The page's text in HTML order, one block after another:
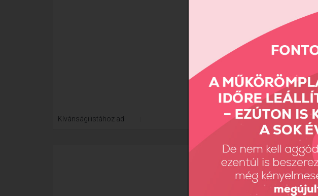
Xtreme reszelő 150/150 (kék)
690 Ft
Kívánságilistához ad